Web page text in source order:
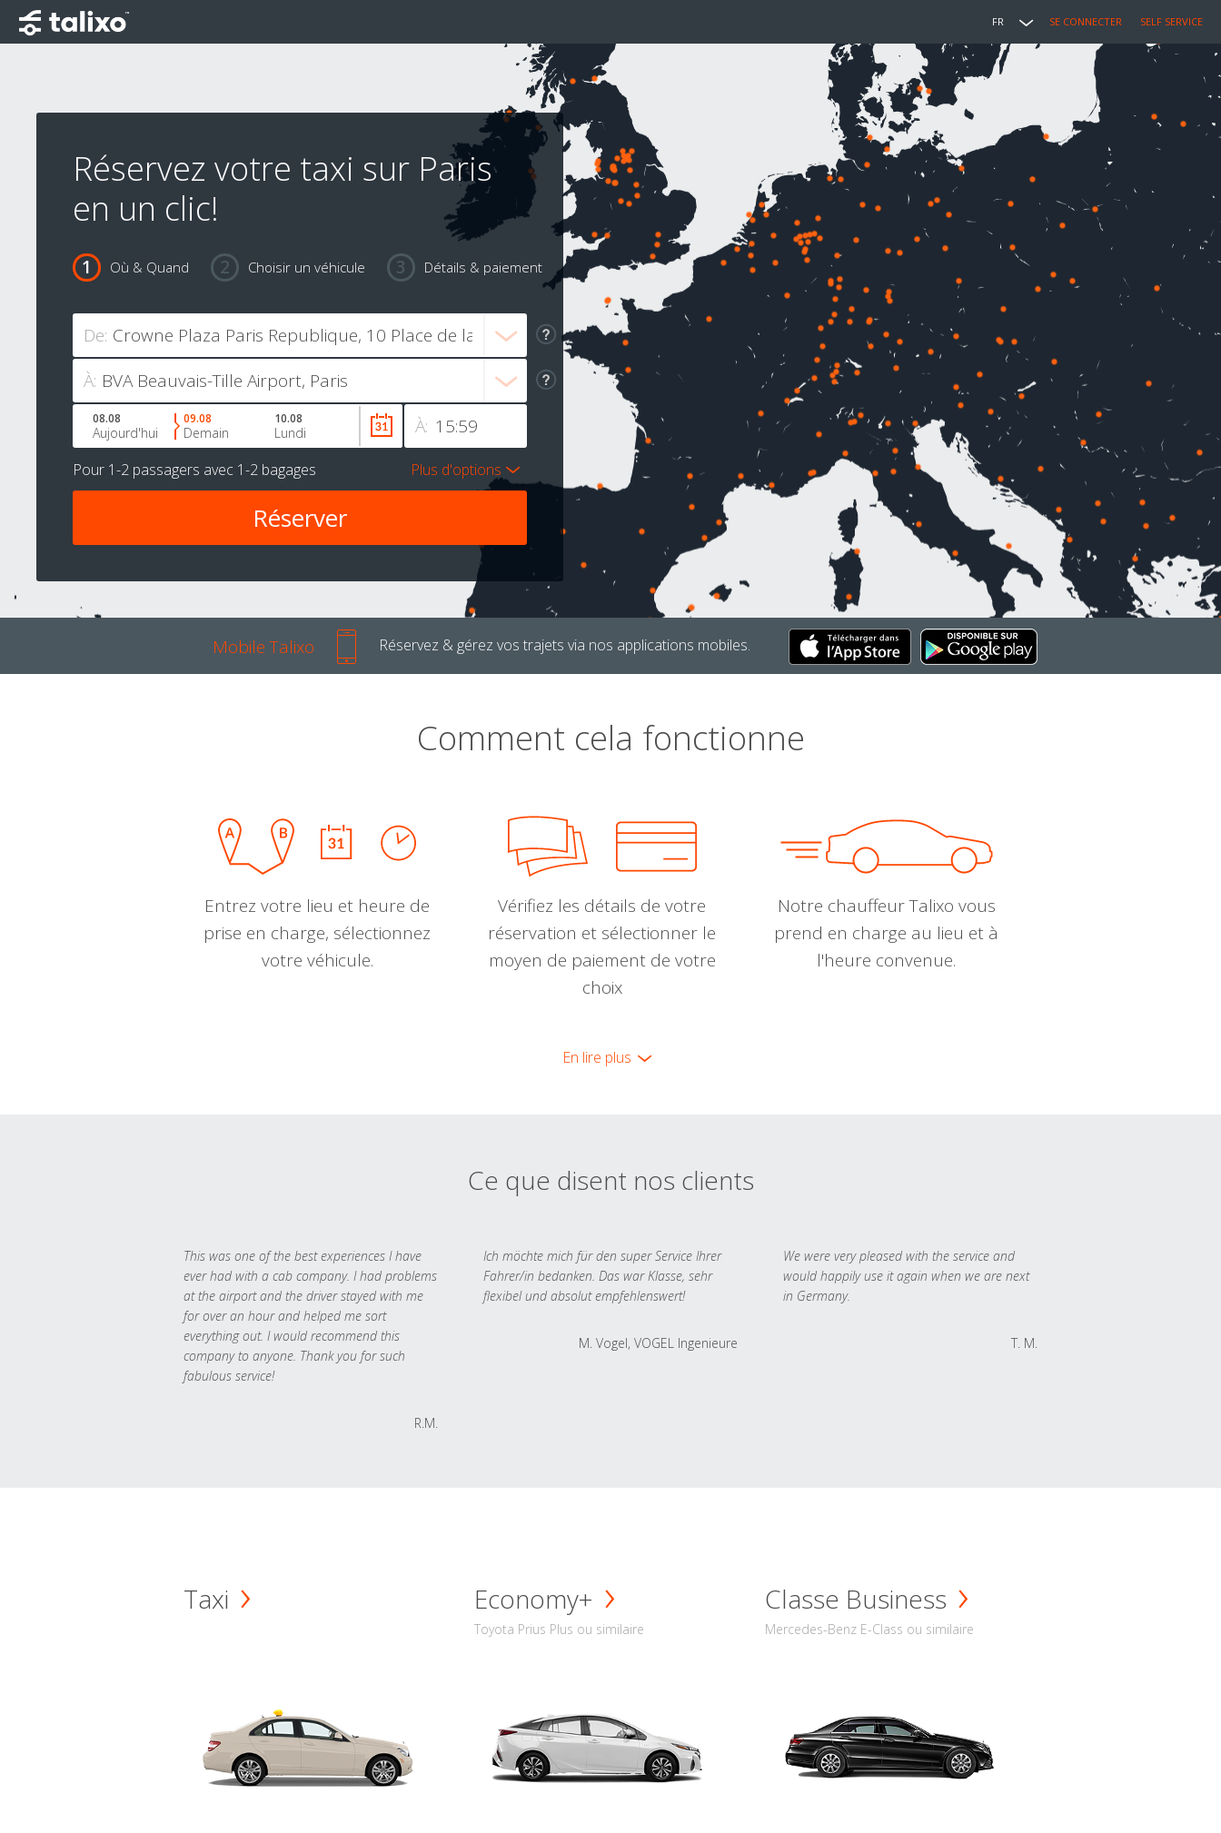
FR SE CONNECTER SELF SERVICE
Réservez votre taxi sur Paris
en un clic!
Où & Quand Choisir un véhicule Détails & paiement
De:
À:
À:
08.08
Aujourd'hui
09.08
Demain
10.08
Lundi
Pour 1-2 passagers avec 1-2 bagages Plus d'options
Mobile Talixo Réservez & gérez vos trajets via nos applications mobiles.
Comment cela fonctionne
Entrez votre lieu et heure de
prise en charge, sélectionnez
votre véhicule.
Vérifiez les détails de votre
réservation et sélectionner le
moyen de paiement de votre
choix
Notre chauffeur Talixo vous
prend en charge au lieu et à
l'heure convenue.
En lire plus
Ce que disent nos clients
This was one of the best experiences I have
ever had with a cab company. I had problems
at the airport and the driver stayed with me
for over an hour and helped me sort
everything out. I would recommend this
company to anyone. Thank you for such
fabulous service!
R.M.
Ich möchte mich für den super Service Ihrer
Fahrer/in bedanken. Das war Klasse, sehr
flexibel und absolut empfehlenswert!
M. Vogel, VOGEL Ingenieure
We were very pleased with the service and
would happily use it again when we are next
in Germany.
T. M.
Taxi Economy+
Toyota Prius Plus ou similaire
Classe Business
Mercedes-Benz E-Class ou similaire